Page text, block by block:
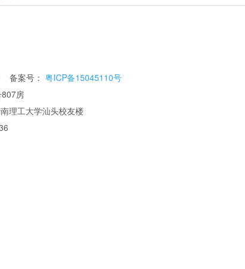
备案号： 粤ICP备15045110号
房
学汕头校友楼